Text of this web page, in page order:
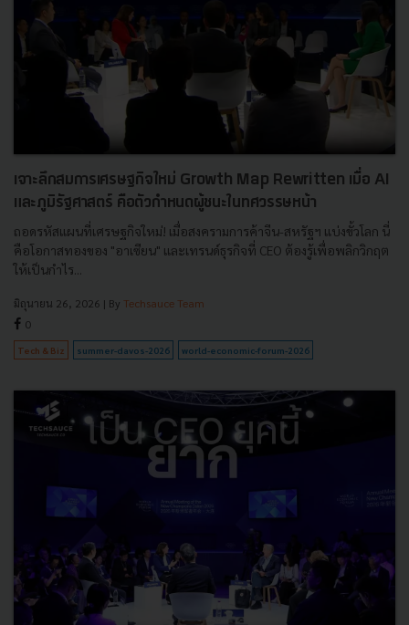
เจาะลึกสมการเศรษฐกิจใหม่ Growth Map Rewritten เมื่อ AI
และภูมิรัฐศาสตร์ คือตัวกำหนดผู้ชนะในทศวรรษหน้า
ถอดรหัสแผนที่เศรษฐกิจใหม่! เมื่อสงครามการค้าจีน-สหรัฐฯ แบ่งขั้วโลก นี่
คือโอกาสทองของ "อาเซียน" และเทรนด์ธุรกิจที่ CEO ต้องรู้เพื่อพลิกวิกฤต
ให้เป็นกำไร...
มิถุนายน 26, 2026 | By Techsauce Team
0
Tech & Biz summer-davos-2026 world-economic-forum-2026